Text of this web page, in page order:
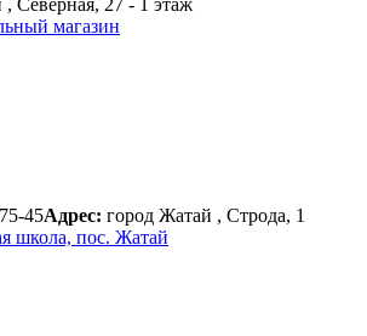
Северная, 27 - 1 этаж
магазин
45Адрес: город Жатай , Строда, 1
школа, пос. Жатай